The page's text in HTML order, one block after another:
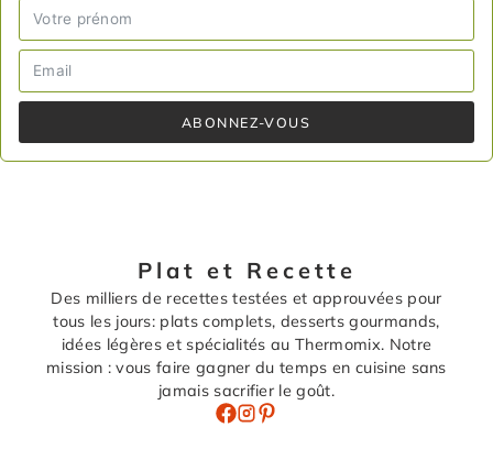
ABONNEZ-VOUS
Plat et Recette
Des milliers de recettes testées et approuvées pour
tous les jours: plats complets, desserts gourmands,
idées légères et spécialités au Thermomix. Notre
mission : vous faire gagner du temps en cuisine sans
jamais sacrifier le goût.